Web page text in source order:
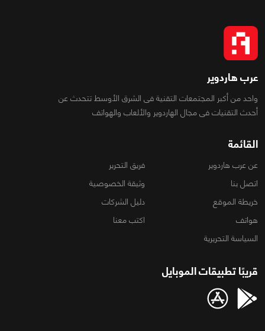
عرب هاردوير
واحد من أكبر المجتمعات التقنية فى الشرق الأوسط تتحدث عن
أحدث التقنيات فى مجال الهاردوير والألعاب والهواتف
القائمة
عن عرب هاردوير
فريق التحرير
اتصل بنا
وثيقة الخصوصية
خريطة الموقع
دليل الشركات
هواتف
اكتب معنا
السياسة التحريرية
قريبًا تطبيقات الموبايل